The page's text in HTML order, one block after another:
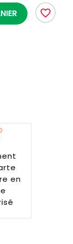
favorite_border
en